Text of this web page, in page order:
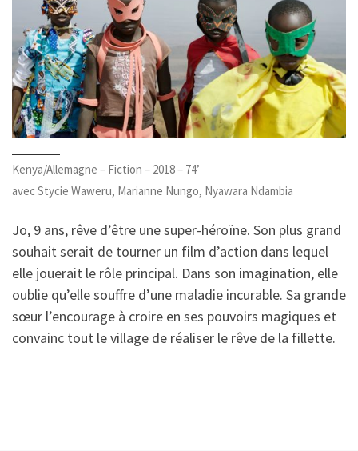
Kenya/Allemagne – Fiction – 2018 – 74’
avec Stycie Waweru, Marianne Nungo, Nyawara Ndambia
Jo, 9 ans, rêve d’être une super-héroïne. Son plus grand
souhait serait de tourner un film d’action dans lequel
elle jouerait le rôle principal. Dans son imagination, elle
oublie qu’elle souffre d’une maladie incurable. Sa grande
sœur l’encourage à croire en ses pouvoirs magiques et
convainc tout le village de réaliser le rêve de la fillette.